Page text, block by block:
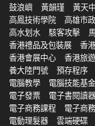
鼓浪嶼
黃韻瑾 黃天中
高鳳技術學院
高雄市
高水划水
駭客攻擊
香港禮品及包裝展
香
香港會展中心
香港旅遊
養大陸門號
預存程序
電腦教學
電腦技能基
電子發票
電子書閱讀器
電子商務課程
電子商
電動理髮器
雲端硬碟